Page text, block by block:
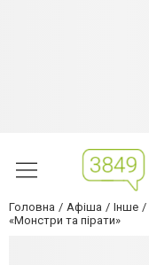
Головна Афіша Інше
«Монстри та пірати»